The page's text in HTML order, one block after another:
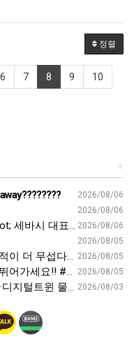
정렬
6 7 8 9 10
+
2026/08/06
2026/08/06
2026/08/06
[#세바시45 에디토리얼 ep.2]
2026/08/05
2026/08/05
는 이유ㅣ최재천의 아마존
2026/08/05
#영어표현 #영어공부
2026/08/03
리 교육 - cfnews.kr